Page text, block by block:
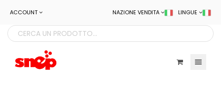
ACCOUNT LINGUE
NAZIONE VENDITA